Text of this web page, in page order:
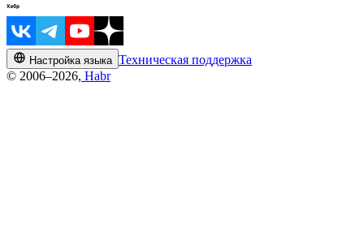
Настройка языка Техническая поддержка
© 2006–2026, Habr